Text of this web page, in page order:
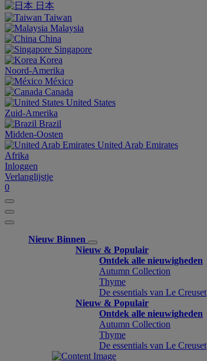
日本
Taiwan
Malaysia
China
Singapore
Korea
Noord-Amerika
México
Canada
United States
Zuid-Amerika
Brazil
Midden-Oosten
United Arab Emirates
Afrika
Inloggen
Verlanglijstje
0
Nieuw Binnen
Nieuw & Populair
Ontdek alle nieuwigheden
Autumn Collection
Thyme
De essentials van Le Creuset
Nieuw & Populair
Ontdek alle nieuwigheden
Autumn Collection
Thyme
De essentials van Le Creuset